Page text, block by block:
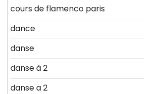
cours de flamenco paris
dance
danse
danse à 2
danse a 2